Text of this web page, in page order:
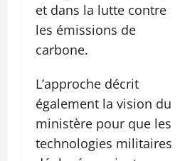
et dans la lutte contre
les émissions de
carbone.
L’approche décrit
également la vision du
ministère pour que les
technologies militaires